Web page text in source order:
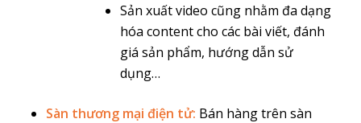
Sản xuất video cũng nhằm đa dạng
hóa content cho các bài viết, đánh
giá sản phẩm, hướng dẫn sử
dụng…
Sàn thương mại điện tử: Bán hàng trên sàn